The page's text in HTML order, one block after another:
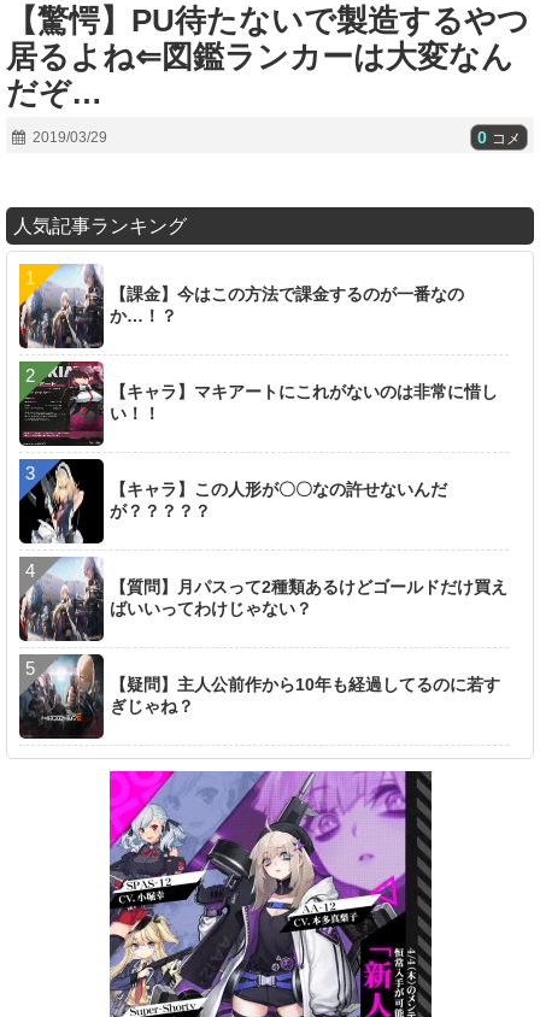
【驚愕】PU待たないで製造するやつ
居るよね⇐図鑑ランカーは大変なん
だぞ…
2019/03/29 0 コメ
人気記事ランキング
【課金】今はこの方法で課金するのが一番なの
か…！？
【キャラ】マキアートにこれがないのは非常に惜し
い！！
【キャラ】この人形が〇〇なの許せないんだ
が？？？？？
【質問】月パスって2種類あるけどゴールドだけ買え
ばいいってわけじゃない？
【疑問】主人公前作から10年も経過してるのに若す
ぎじゃね？